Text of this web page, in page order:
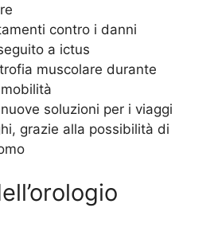
contro i danni
a ictus
muscolare durante
soluzioni per i viaggi
grazie alla possibilità di